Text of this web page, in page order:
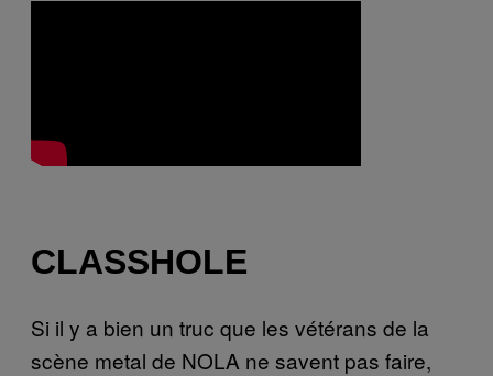
CLASSHOLE
Si il y a bien un truc que les vétérans de la
scène metal de NOLA ne savent pas faire,